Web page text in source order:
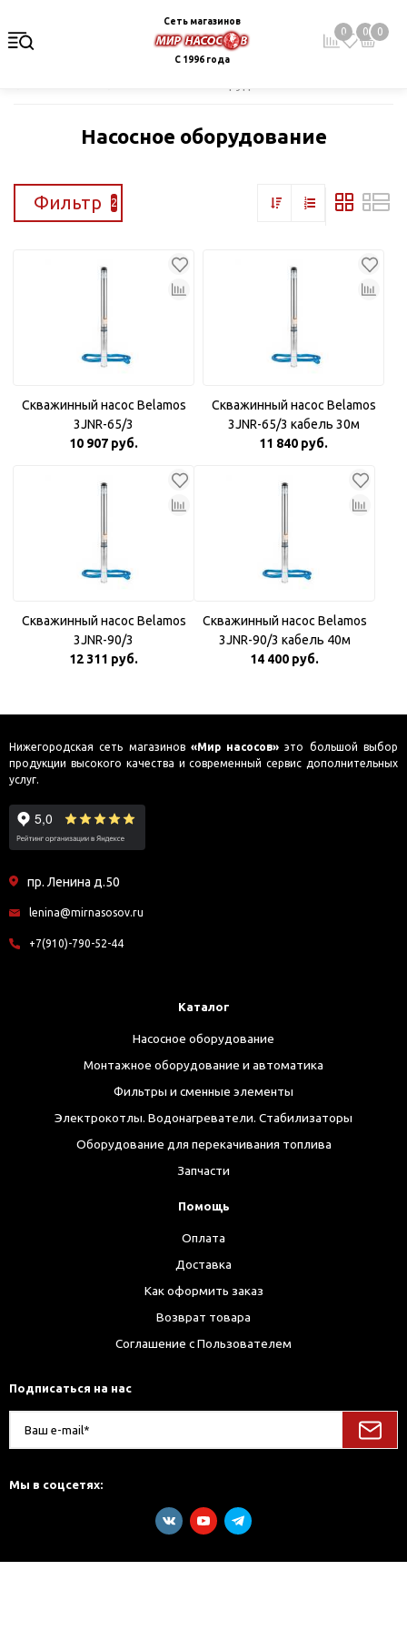
Сеть магазинов
С 1996 года
0 0 0
Насосное оборудование
Фильтр 2
Скважинный насос Belamos
3JNR-65/3
10 907 руб.
Скважинный насос Belamos
3JNR-65/3 кабель 30м
11 840 руб.
Скважинный насос Belamos
3JNR-90/3
12 311 руб.
Скважинный насос Belamos
3JNR-90/3 кабель 40м
14 400 руб.
Нижегородская сеть магазинов «Мир насосов» это большой выбор
продукции высокого качества и современный сервис дополнительных
услуг.
пр. Ленина д.50
lenina@mirnasosov.ru
+7(910)-790-52-44
Каталог
Насосное оборудование
Монтажное оборудование и автоматика
Фильтры и сменные элементы
Электрокотлы. Водонагреватели. Стабилизаторы
Оборудование для перекачивания топлива
Запчасти
Помощь
Оплата
Доставка
Как оформить заказ
Возврат товара
Соглашение с Пользователем
Подписаться на нас
Мы в соцсетях: